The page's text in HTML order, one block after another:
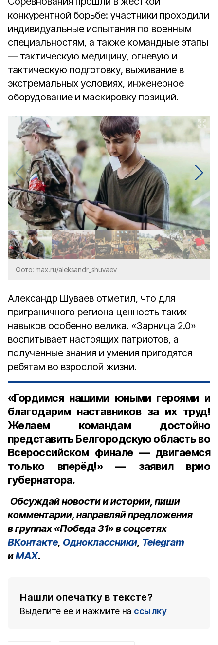
конкурентной борьбе: участники проходили
индивидуальные испытания по военным
специальностям, а также командные этапы
— тактическую медицину, огневую и
тактическую подготовку, выживание в
экстремальных условиях, инженерное
оборудование и маскировку позиций.
Фото: max.ru/aleksandr_shuvaev
Александр Шуваев отметил, что для
приграничного региона ценность таких
навыков особенно велика. «Зарница 2.0»
воспитывает настоящих патриотов, а
полученные знания и умения пригодятся
ребятам во взрослой жизни.
«Гордимся нашими юными героями и
благодарим наставников за их труд!
Желаем командам достойно
представить Белгородскую область во
Всероссийском финале — двигаемся
только вперёд!» — заявил врио
губернатора.
Обсуждай новости и истории, пиши
комментарии, направляй предложения
в группах «Победа 31» в соцсетях
ВКонтакте, Одноклассники, Telegram
иMAX.
Нашли опечатку в тексте?
Выделите ее и нажмите на ссылку